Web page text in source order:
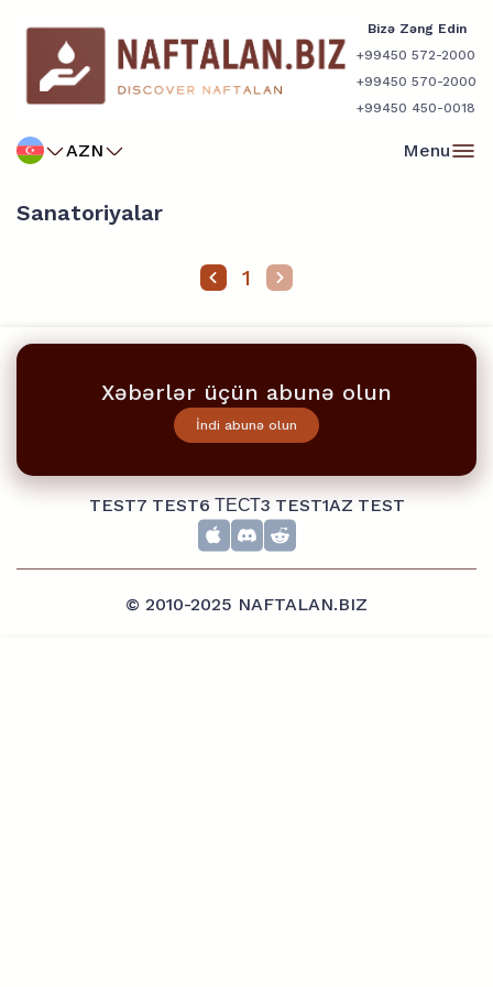
Bizə Zəng Edin
+99450 572-2000
+99450 570-2000
+99450 450-0018
AZN Menu
Sanatoriyalar
1
Xəbərlər üçün abunə olun
İndi abunə olun
TEST7 TEST6 ТЕСТ3 TEST1AZ TEST
© 2010-2025 NAFTALAN.BIZ